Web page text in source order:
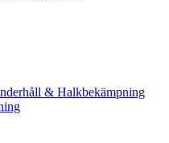
& Halkbekämpning